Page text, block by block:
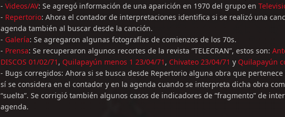
- Videos/AV: Se agregó información de una aparición en 1970 del grupo en
- Repertorio: Ahora el contador de interpretaciones identifica si se realizó una
agenda también al buscar desde la canción.
- Galería: Se agregaron algunas fotografías de comienzos de los 70s.
- Prensa: Se recuperaron algunos recortes de la revista “TELECRAN”, estos son:
DISCOS 01/02/71 , Quilapayún menos 1 23/04/71 , Chivateo 23/04/71 y Quilapayún
- Bugs corregidos: Ahora si se busca desde Repertorio alguna obra que
sí se considera en el contador y en la agenda cuando se interpreta dicha obra
“suelta”. Se corrigió también algunos casos de indicadores de “fragmento” de
agenda.